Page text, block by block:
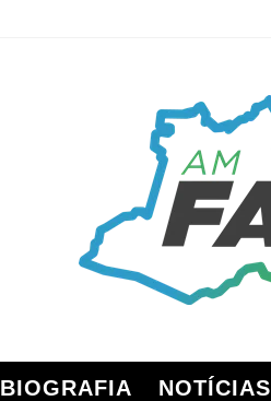
BIOGRAFIA NOTÍCIAS